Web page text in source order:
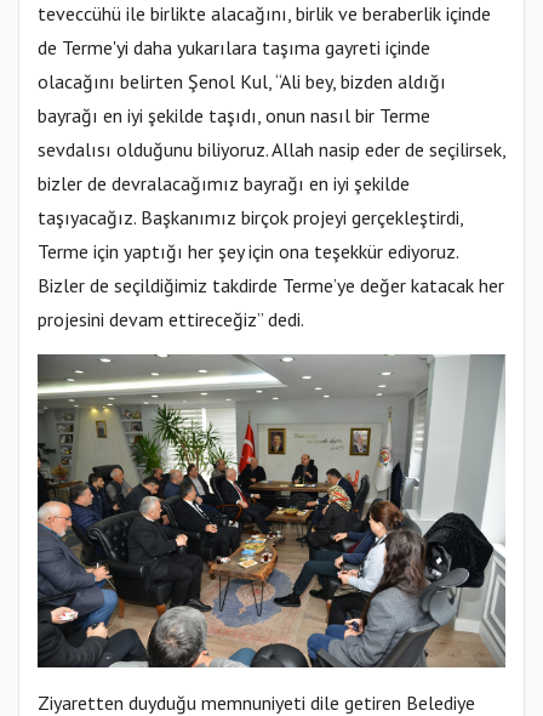
teveccühü ile birlikte alacağını, birlik ve beraberlik içinde
de Terme'yi daha yukarılara taşıma gayreti içinde
olacağını belirten Şenol Kul, “Ali bey, bizden aldığı
bayrağı en iyi şekilde taşıdı, onun nasıl bir Terme
sevdalısı olduğunu biliyoruz. Allah nasip eder de seçilirsek,
bizler de devralacağımız bayrağı en iyi şekilde
taşıyacağız. Başkanımız birçok projeyi gerçekleştirdi,
Terme için yaptığı her şey için ona teşekkür ediyoruz.
Bizler de seçildiğimiz takdirde Terme’ye değer katacak her
projesini devam ettireceğiz” dedi.
Ziyaretten duyduğu memnuniyeti dile getiren Belediye